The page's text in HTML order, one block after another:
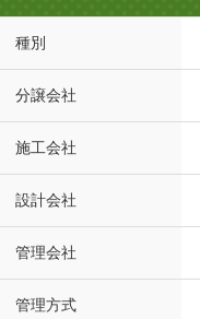
種別
分譲会社
施工会社
設計会社
管理会社
管理方式